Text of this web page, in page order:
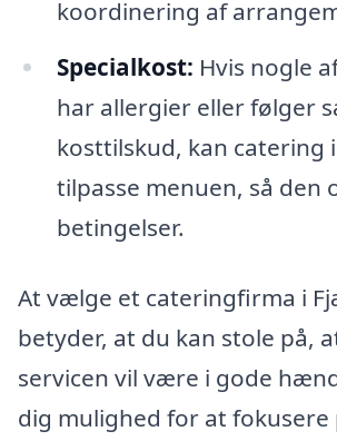
koordinering af
Specialkost: Hvis nogle
har allergier eller følger
kosttilskud, kan catering
tilpasse menuen, så den
betingelser.
At vælge et cateringfirma i
betyder, at du kan stole på,
servicen vil være i gode
dig mulighed for at fokusere